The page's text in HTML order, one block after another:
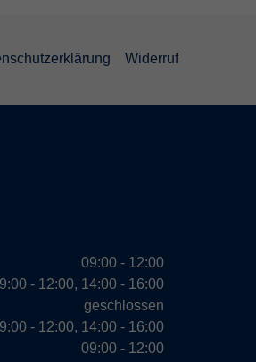
Widerruf
09:00 - 12:00
- 12:00, 14:00 - 16:00
geschlossen
- 12:00, 14:00 - 16:00
09:00 - 12:00